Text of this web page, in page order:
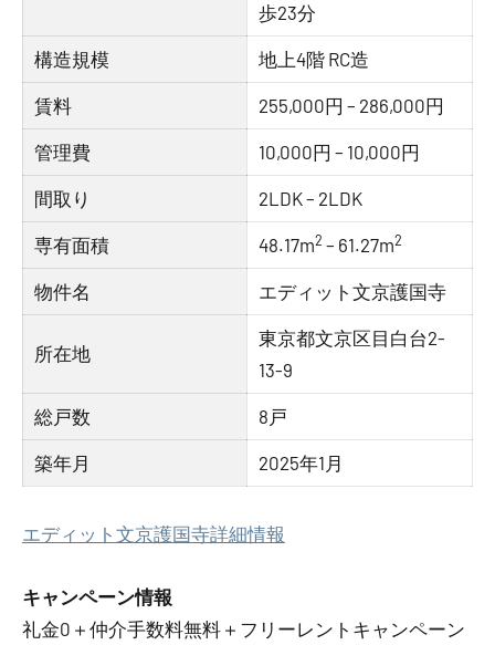
歩23分
構造規模 地上4階 RC造
賃料 255,000円 – 286,000円
管理費 10,000円 – 10,000円
間取り 2LDK – 2LDK
専有面積 48.17m2 – 61.27m2
物件名 エディット文京護国寺
所在地
東京都文京区目白台2-
13-9
総戸数 8戸
築年月 2025年1月
エディット文京護国寺詳細情報
キャンペーン情報
礼金0 ＋ 仲介手数料無料 ＋ フリーレント キャンペーン